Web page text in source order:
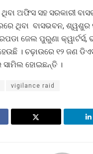
ଅଫିସ ସହ ସରକାରୀ
ଥିବା ବାସଭବନ, ଶ୍ୱଶୁର
ଜେଲ ପୁରୁଣା
। ଚଢ଼ାଉରେ ୧୨ ଜଣ
ହୋଇଛନ୍ତି ।
vigilance raid